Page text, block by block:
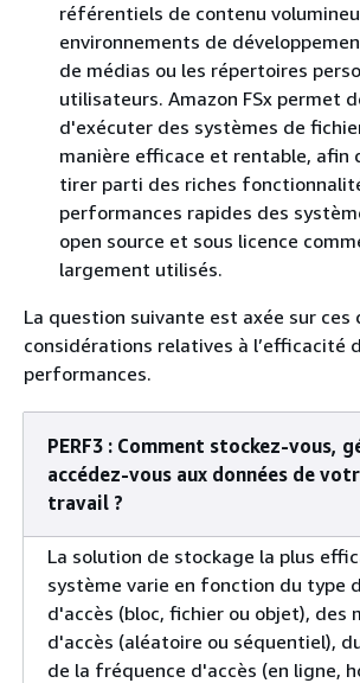
référentiels de contenu
environnements de
de médias ou les répertoires
utilisateurs. Amazon FSx permet
d'exécuter des systèmes de
manière efficace et rentable, afin
tirer parti des riches
performances rapides des
open source et sous licence
largement utilisés.
La question suivante est axée sur ces
considérations relatives à l’efficacité
performances.
PERF3 : Comment stockez-vous,
accédez-vous aux données de
travail ?
La solution de stockage la plus
système varie en fonction du type
d'accès (bloc, fichier ou objet), des
d'accès (aléatoire ou séquentiel),
de la fréquence d'accès (en ligne,